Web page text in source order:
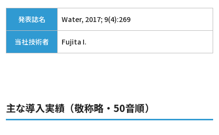
発表誌名 Water, 2017; 9(4):269
当社技術者 Fujita I.
主な導入実績（敬称略・50音順）